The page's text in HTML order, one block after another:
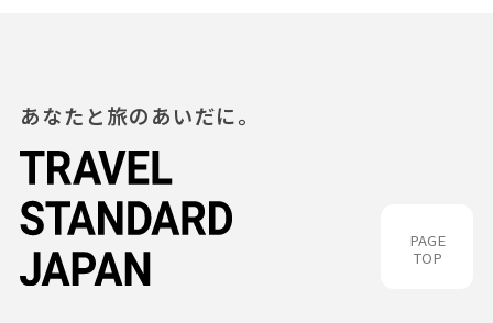
PAGE
TOP
あなたと旅のあいだに。